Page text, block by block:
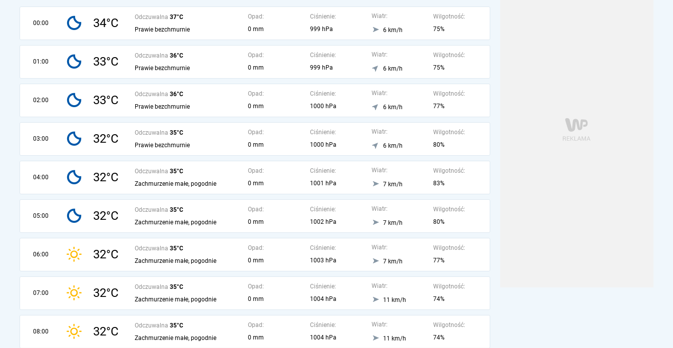
00:00 34°C Odczuwalna 37°C
Prawie bezchmurnie
Opad:
0 mm
Ciśnienie:
999 hPa
Wiatr:
6 km/h
Wilgotność:
75%
01:00 33°C Odczuwalna 36°C
Prawie bezchmurnie
Opad:
0 mm
Ciśnienie:
999 hPa
Wiatr:
6 km/h
Wilgotność:
75%
02:00 33°C Odczuwalna 36°C
Prawie bezchmurnie
Opad:
0 mm
Ciśnienie:
1000 hPa
Wiatr:
6 km/h
Wilgotność:
77%
03:00 32°C Odczuwalna 35°C
Prawie bezchmurnie
Opad:
0 mm
Ciśnienie:
1000 hPa
Wiatr:
6 km/h
Wilgotność:
80%
04:00 32°C Odczuwalna 35°C
Zachmurzenie małe, pogodnie
Opad:
0 mm
Ciśnienie:
1001 hPa
Wiatr:
7 km/h
Wilgotność:
83%
05:00 32°C Odczuwalna 35°C
Zachmurzenie małe, pogodnie
Opad:
0 mm
Ciśnienie:
1002 hPa
Wiatr:
7 km/h
Wilgotność:
80%
06:00 32°C Odczuwalna 35°C
Zachmurzenie małe, pogodnie
Opad:
0 mm
Ciśnienie:
1003 hPa
Wiatr:
7 km/h
Wilgotność:
77%
07:00 32°C Odczuwalna 35°C
Zachmurzenie małe, pogodnie
Opad:
0 mm
Ciśnienie:
1004 hPa
Wiatr:
11 km/h
Wilgotność:
74%
08:00 32°C Odczuwalna 35°C
Zachmurzenie małe, pogodnie
Opad:
0 mm
Ciśnienie:
1004 hPa
Wiatr:
11 km/h
Wilgotność:
74%